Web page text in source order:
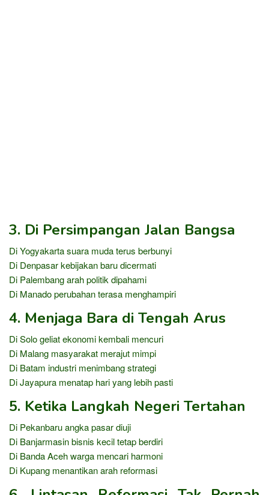
3. Di Persimpangan Jalan Bangsa
Di Yogyakarta suara muda terus berbunyi
Di Denpasar kebijakan baru dicermati
Di Palembang arah politik dipahami
Di Manado perubahan terasa menghampiri
4. Menjaga Bara di Tengah Arus
Di Solo geliat ekonomi kembali mencuri
Di Malang masyarakat merajut mimpi
Di Batam industri menimbang strategi
Di Jayapura menatap hari yang lebih pasti
5. Ketika Langkah Negeri Tertahan
Di Pekanbaru angka pasar diuji
Di Banjarmasin bisnis kecil tetap berdiri
Di Banda Aceh warga mencari harmoni
Di Kupang menantikan arah reformasi